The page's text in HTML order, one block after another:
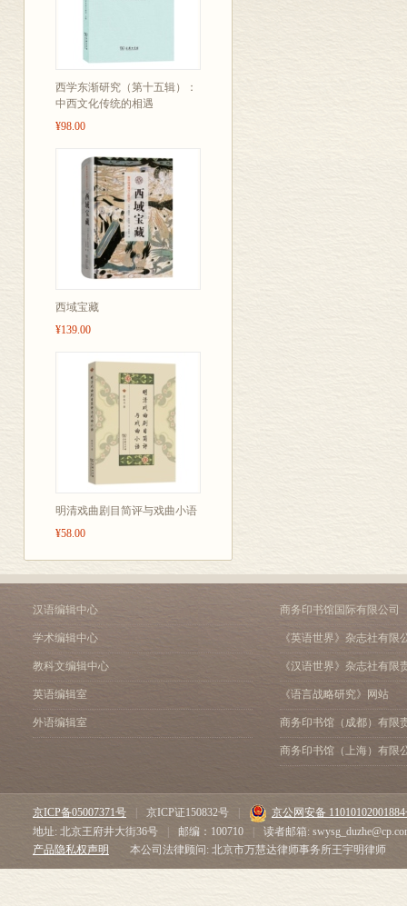
西学东渐研究（第十五辑）：
中西文化传统的相遇
¥98.00
西域宝藏
¥139.00
明清戏曲剧目简评与戏曲小语
¥58.00
汉语编辑中心
学术编辑中心
教科文编辑中心
英语编辑室
外语编辑室
商务印书馆国际有限公司
《英语世界》杂志社有限
《汉语世界》杂志社有限
《语言战略研究》网站
商务印书馆（成都）有限
商务印书馆（上海）有限
京ICP备05007371号 京ICP证150832号
京公网安备
地址: 北京王府井大街36号
邮编：100710
读者邮箱:
产品隐私权声明
本公司法律顾问: 北京市万慧达律师事务所王宇明律师